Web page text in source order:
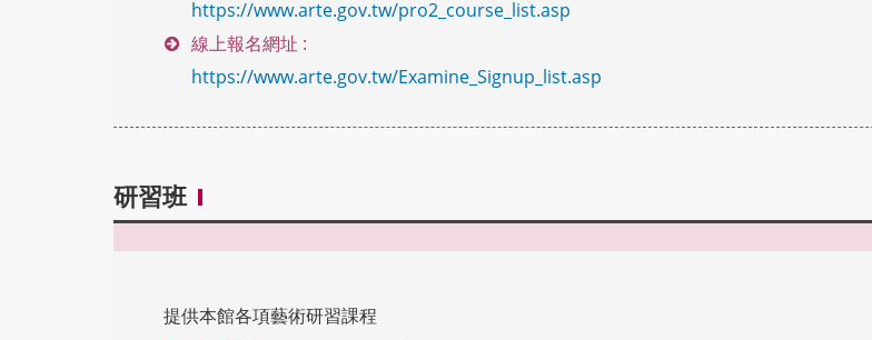
https://www.arte.gov.tw/pro2_course_list.asp
線上報名網址 :
https://www.arte.gov.tw/Examine_Signup_list.asp
研習班
提供本館各項藝術研習課程